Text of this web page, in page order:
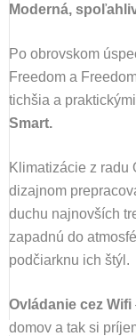
Moderná,
Po obrovskom
Freedom a
tichšia a
Smart.
Klimatizácie z radu
dizajnom
duchu najnovších
zapadnú do
podčiarknu ich štýl.
Ovládanie cez Wifi
domov a tak si